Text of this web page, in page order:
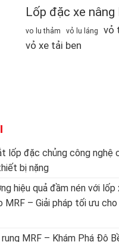
Lốp đặc xe
vo lu thảm vỏ lu láng
vỏ
vỏ xe tải ben
lốp đặc chủng công nghệ
bị nặng
hiệu quả đầm nén với
MRF – Giải pháp tối ưu
MRF – Khám Phá Độ